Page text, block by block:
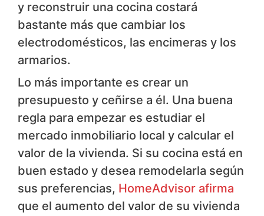
y reconstruir una cocina costará
bastante más que cambiar los
electrodomésticos, las encimeras y los
armarios.
Lo más importante es crear un
presupuesto y ceñirse a él. Una buena
regla para empezar es estudiar el
mercado inmobiliario local y calcular el
valor de la vivienda. Si su cocina está en
buen estado y desea remodelarla según
sus preferencias, HomeAdvisor afirma
que el aumento del valor de su vivienda